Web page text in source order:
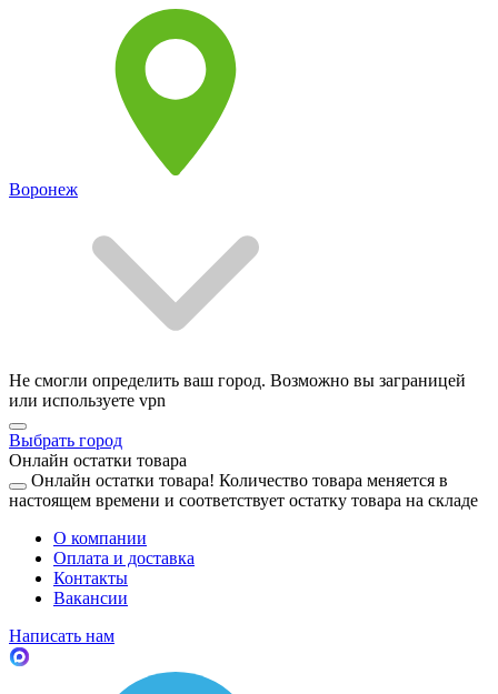
Воронеж
Не смогли определить ваш город. Возможно вы заграницей
или используете vpn
Выбрать город
Онлайн остатки товара
Онлайн остатки товара! Количество товара меняется в
настоящем времени и соответствует остатку товара на складе
О компании
Оплата и доставка
Контакты
Вакансии
Написать нам